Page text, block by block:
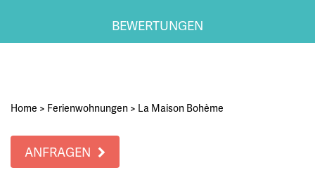
BEWERTUNGEN
Home > Ferienwohnungen > La Maison Bohème
ANFRAGEN